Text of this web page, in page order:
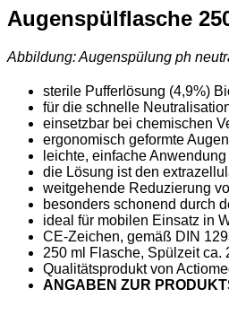
Augenspülflasche
Abbildung: Augenspülung ph
sterile Pufferlösung (4,9%)
für die schnelle
einsetzbar bei chemischen
ergonomisch geformte
leichte, einfache
die Lösung ist den
weitgehende Reduzierung
besonders schonend durch
ideal für mobilen Einsatz in
CE-Zeichen, gemäß DIN
250 ml Flasche, Spülzeit ca.
Qualitätsprodukt von
ANGABEN ZUR